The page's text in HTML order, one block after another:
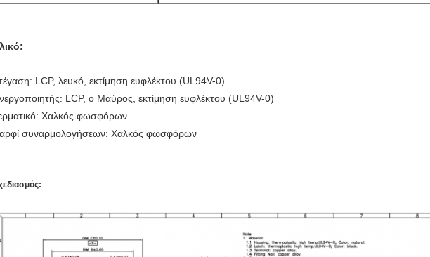
LCP, λευκό, εκτίμηση ευφλέκτου (UL94V-0)
LCP, ο Μαύρος, εκτίμηση ευφλέκτου (UL94V-0)
Χαλκός φωσφόρων
συναρμολογήσεων: Χαλκός φωσφόρων